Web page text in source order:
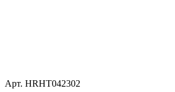
Арт. HRHT042302